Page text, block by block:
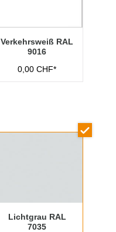
Verkehrsweiß RAL
9016
0,00 CHF*
Lichtgrau RAL
7035